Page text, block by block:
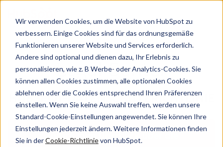
Wir verwenden Cookies, um die Website von HubSpot zu
verbessern. Einige Cookies sind für das ordnungsgemäße
Funktionieren unserer Website und Services erforderlich.
Andere sind optional und dienen dazu, Ihr Erlebnis zu
personalisieren, wie z. B Werbe- oder Analytics-Cookies. Sie
können allen Cookies zustimmen, alle optionalen Cookies
ablehnen oder die Cookies entsprechend Ihren Präferenzen
einstellen. Wenn Sie keine Auswahl treffen, werden unsere
Standard-Cookie-Einstellungen angewendet. Sie können Ihre
Einstellungen jederzeit ändern. Weitere Informationen finden
Sie in derCookie-Richtlinievon HubSpot.
Legal Center
HUBSPOT-DATENSCHUTZRICHTLINIE
Zurück zum Überblick über die